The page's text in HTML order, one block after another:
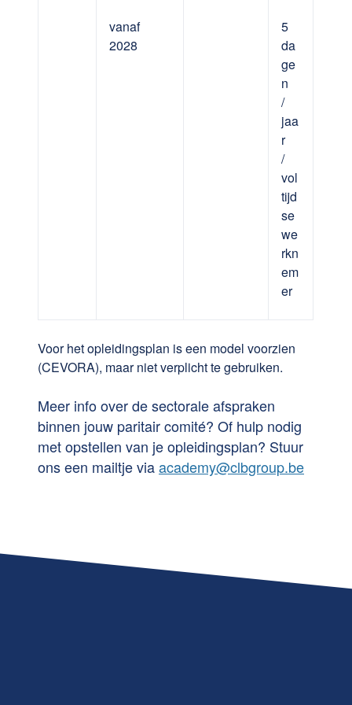
vanaf
2028
5
da
ge
n
/
jaa
r
/
vol
tijd
se
we
rkn
em
er
Voor het opleidingsplan is een model voorzien
(CEVORA), maar niet verplicht te gebruiken.
Meer info over de sectorale afspraken
binnen jouw paritair comité? Of hulp nodig
met opstellen van je opleidingsplan? Stuur
ons een mailtje viaacademy@clbgroup.be